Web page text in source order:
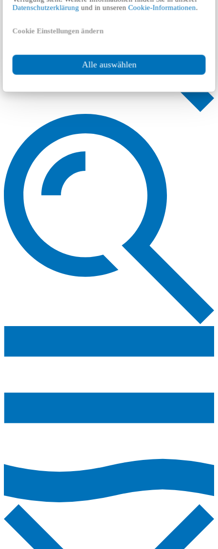
Datenschutzerklärung und in unserenCookie-Informationen.
Cookie Einstellungen ändern
Alle auswählen